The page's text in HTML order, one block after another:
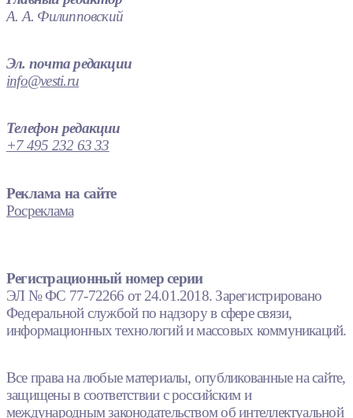
А. А. Филипповский
Эл. почта редакции
info@vesti.ru
Телефон редакции
+7 495 232 63 33
Реклама на сайте
Росреклама
Регистрационный номер серии
ЭЛ № ФС 77-72266 от 24.01.2018. Зарегистрировано
Федеральной службой по надзору в сфере связи,
информационных технологий и массовых коммуникаций.
Все права на любые материалы, опубликованные на сайте,
защищены в соответствии с российским и
международным законодательством об интеллектуальной